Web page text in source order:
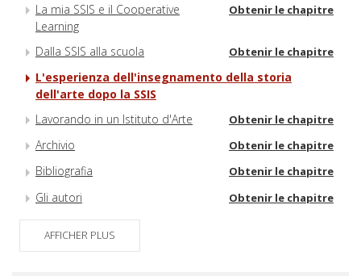
La mia SSIS e il Cooperative
Learning
Obtenir le chapitre
Dalla SSIS alla scuola Obtenir le chapitre
L'esperienza dell'insegnamento della storia
dell'arte dopo la SSIS
Lavorando in un Istituto d'Arte
Obtenir le chapitre
Archivio Obtenir le chapitre
Bibliografia Obtenir le chapitre
Gli autori Obtenir le chapitre
AFFICHER PLUS